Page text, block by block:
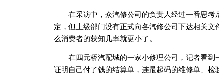
在采访中，众汽修公司的负责人经过一番思考
定，但上级部门没有正式向各汽修公司下达相关
么消费者的获知几率就更小了。
在四元桥汽配城的一家小修理公司，记者看到
证明自己付了钱的结算单，连最起码的维修单、